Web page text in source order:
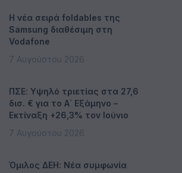
Η νέα σειρά foldables της
Samsung διαθέσιμη στη
Vodafone
7 Αυγούστου 2026
ΠΣΕ: Υψηλό τριετίας στα 27,6
δισ. € για το Α΄ Εξάμηνο –
Εκτίναξη +26,3% τον Ιούνιο
7 Αυγούστου 2026
Όμιλος ΔΕΗ: Νέα συμφωνία